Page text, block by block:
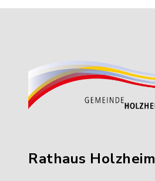
Rathaus Holzheim